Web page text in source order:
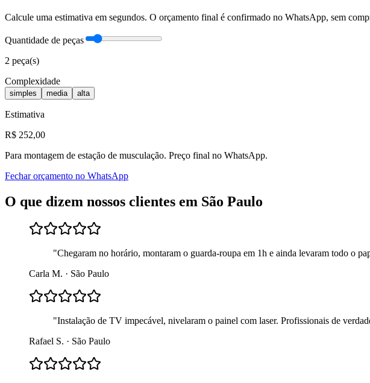
Calcule uma estimativa em segundos. O orçamento final é confirmado no WhatsApp, sem
Quantidade de peças
2 peça(s)
Complexidade
simples media alta
Estimativa
R$ 252,00
Para montagem de estação de musculação. Preço final no WhatsApp.
Fechar orçamento no WhatsApp
O que dizem nossos clientes em São Paulo
"Chegaram no horário, montaram o guarda-roupa em 1h e ainda levaram todo o
Carla M. · São Paulo
"Instalação de TV impecável, nivelaram o painel com laser. Profissionais de
Rafael S. · São Paulo